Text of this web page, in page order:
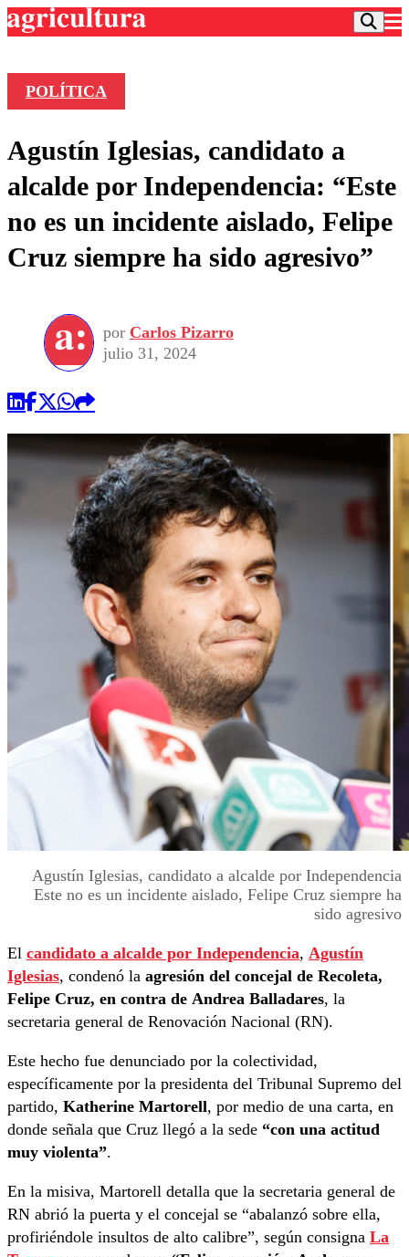
Frecuencias
Agricultura TV
Deportes
Colo Colo
Motor
Torneo Internacional
Torneo Nacional
Entretención
Internacional
Nacional
Vida Social
Programas
Comercial
POLÍTICA
Agustín Iglesias, candidato a
alcalde por Independencia: “Este
no es un incidente aislado, Felipe
Cruz siempre ha sido agresivo”
por Carlos Pizarro
julio 31, 2024
Agustín Iglesias, candidato a alcalde por Independencia
Este no es un incidente aislado, Felipe Cruz siempre ha
sido agresivo
El candidato a alcalde por Independencia, Agustín
Iglesias, condenó la agresión del concejal de Recoleta,
Felipe Cruz, en contra de Andrea Balladares, la
secretaria general de Renovación Nacional (RN).
Este hecho fue denunciado por la colectividad,
específicamente por la presidenta del Tribunal Supremo del
partido, Katherine Martorell, por medio de una carta, en
donde señala que Cruz llegó a la sede “con una actitud
muy violenta”.
En la misiva, Martorell detalla que la secretaria general de
RN abrió la puerta y el concejal se “abalanzó sobre ella,
profiriéndole insultos de alto calibre”, según consigna La